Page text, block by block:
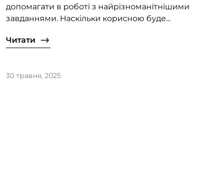
допомагати в роботі з найрізноманітнішими
завданнями. Наскільки корисною буде...
Читати
30 травня, 2025